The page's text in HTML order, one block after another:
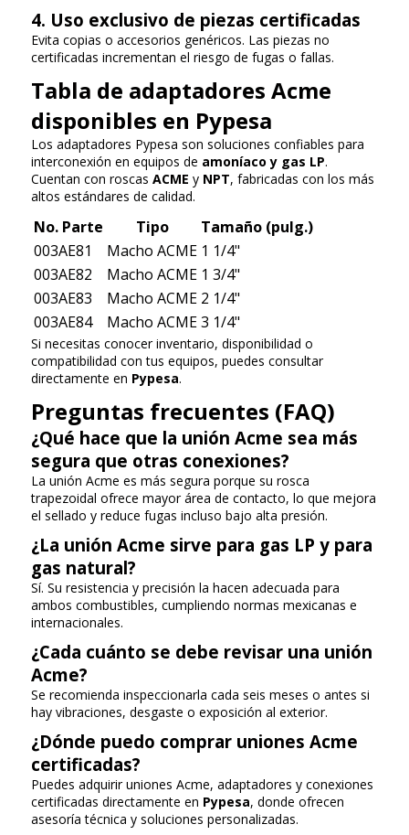
4. Uso exclusivo de piezas certificadas
Evita copias o accesorios genéricos. Las piezas no
certificadas incrementan el riesgo de fugas o fallas.
Tabla de adaptadores Acme
disponibles en Pypesa
Los adaptadores Pypesa son soluciones confiables para
interconexión en equipos de amoníaco y gas LP.
Cuentan con roscas ACME y NPT, fabricadas con los más
altos estándares de calidad.
No. Parte Tipo
Tamaño (pulg.)
003AE81
Macho ACME 1 1/4"
003AE82
Macho ACME 1 3/4"
003AE83
Macho ACME 2 1/4"
003AE84
Macho ACME3 1/4"
Si necesitas conocer inventario, disponibilidad o
compatibilidad con tus equipos, puedes consultar
directamente en Pypesa.
Preguntas frecuentes (FAQ)
¿Qué hace que la unión Acme sea más
segura que otras conexiones?
La unión Acme es más segura porque su rosca
trapezoidal ofrece mayor área de contacto, lo que mejora
el sellado y reduce fugas incluso bajo alta presión.
¿La unión Acme sirve para gas LP y para
gas natural?
Sí. Su resistencia y precisión la hacen adecuada para
ambos combustibles, cumpliendo normas mexicanas e
internacionales.
¿Cada cuánto se debe revisar una unión
Acme?
Se recomienda inspeccionarla cada seis meses o antes si
hay vibraciones, desgaste o exposición al exterior.
¿Dónde puedo comprar uniones Acme
certificadas?
Puedes adquirir uniones Acme, adaptadores y conexiones
certificadas directamente en Pypesa, donde ofrecen
asesoría técnica y soluciones personalizadas.